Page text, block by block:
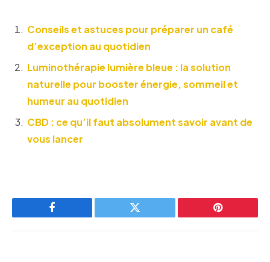
Conseils et astuces pour préparer un café
d’exception au quotidien
Luminothérapie lumière bleue : la solution
naturelle pour booster énergie, sommeil et
humeur au quotidien
CBD : ce qu’il faut absolument savoir avant de
vous lancer
Facebook Twitter Pinterest